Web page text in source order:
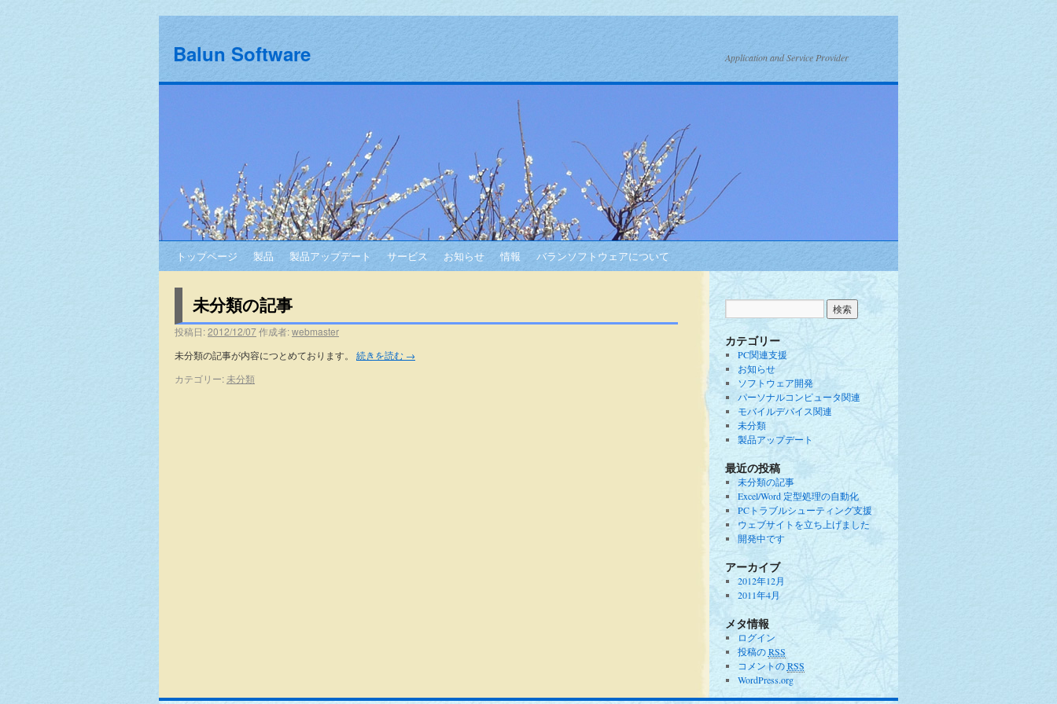
Balun Software Application and Service Provider
トップページ 製品 製品アップデート サービス お知らせ 情報 バランソフトウェアについて
未分類の記事
投稿日:2012/12/07作成者:webmaster
未分類の記事が内容につとめております。 続きを読む →
カテゴリー:未分類
カテゴリー
PC関連支援
お知らせ
ソフトウェア開発
パーソナルコンピュータ関連
モバイルデバイス関連
未分類
製品アップデート
最近の投稿
未分類の記事
Excel/Word 定型処理の自動化
PCトラブルシューティング支援
ウェブサイトを立ち上げました
開発中です
アーカイブ
2012年12月
2011年4月
メタ情報
ログイン
投稿のRSS
コメントのRSS
WordPress.org